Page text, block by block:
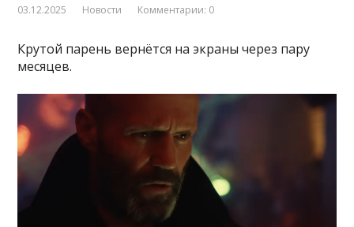
03.12.2025 Новости Комментарии: 0
Крутой парень вернётся на экраны через пару
месяцев.